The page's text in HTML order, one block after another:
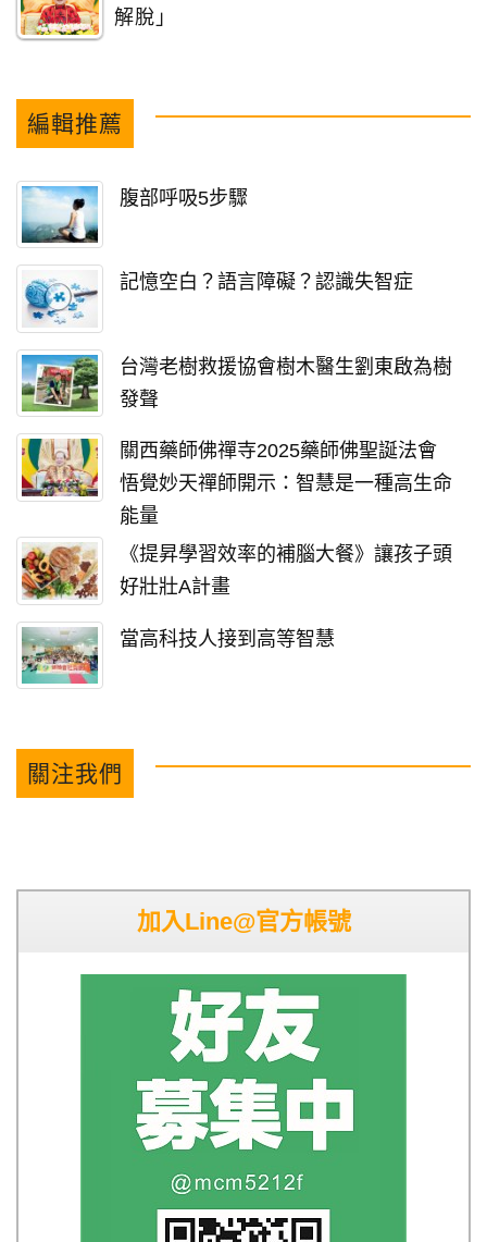
解脫」
編輯推薦
腹部呼吸5步驟
記憶空白？語言障礙？認識失智症
台灣老樹救援協會樹木醫生劉東啟為樹
發聲
關西藥師佛禪寺2025藥師佛聖誕法會
悟覺妙天禪師開示：智慧是一種高生命
能量
《提昇學習效率的補腦大餐》讓孩子頭
好壯壯A計畫
當高科技人接到高等智慧
關注我們
加入Line@官方帳號